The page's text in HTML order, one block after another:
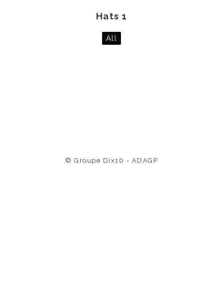
Hats 1
All
© Groupe Dix10 - ADAGP